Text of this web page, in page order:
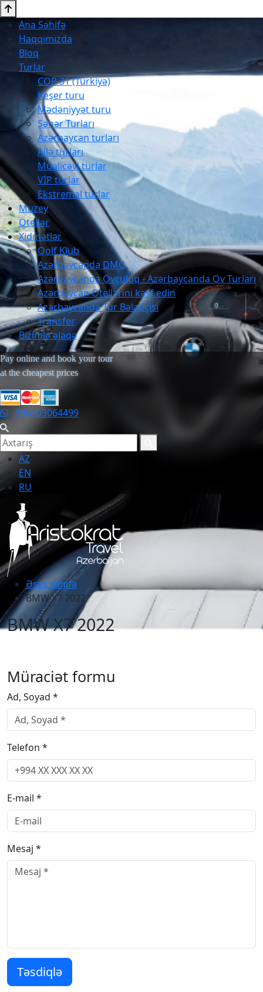
Ana Səhifə
Haqqımızda
Bloq
Turlar
COP 31 (Türkiyə)
Keşer turu
Mədəniyyət turu
Şəhər Turları
Azərbaycan turları
Ailə turları
Müalicəvi turlar
VİP turlar
Ekstremal turlar
Muzey
Otellər
Xidmətlər
Qolf Klub
Azərbaycanda DMC
Azərbaycanda Ovçuluq - Azərbaycanda Ov Turları
Azərbaycan Otellərini kəşf edin
Azərbaycanda Tur Bələdçisi
Transfer
Bizimlə əlaqə
Pay online and book your tour
at the cheapest prices
994703064499
AZ
EN
RU
Əsas səhifə
BMW X7 2022
BMW X7 2022
Müraciət formu
Ad, Soyad *
Telefon *
E-mail *
Mesaj *
Təsdiqlə